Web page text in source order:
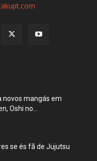
novos mangás em
Oshi no...
se és fã de Jujutsu